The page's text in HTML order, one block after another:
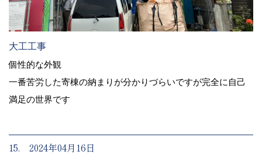
大工工事
個性的な外観
一番苦労した寄棟の納まりが分かりづらいですが完全に自己
満足の世界です
15. 2024年04月16日